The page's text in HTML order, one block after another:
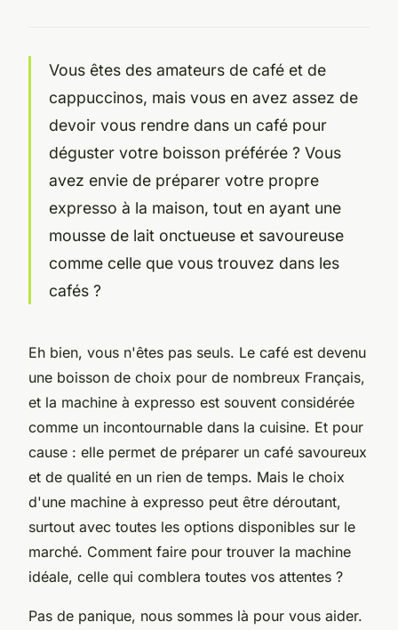
Vous êtes des amateurs de café et de
cappuccinos, mais vous en avez assez de
devoir vous rendre dans un café pour
déguster votre boisson préférée ? Vous
avez envie de préparer votre propre
expresso à la maison, tout en ayant une
mousse de lait onctueuse et savoureuse
comme celle que vous trouvez dans les
cafés ?
Eh bien, vous n'êtes pas seuls. Le café est devenu
une boisson de choix pour de nombreux Français,
et la machine à expresso est souvent considérée
comme un incontournable dans la cuisine. Et pour
cause : elle permet de préparer un café savoureux
et de qualité en un rien de temps. Mais le choix
d'une machine à expresso peut être déroutant,
surtout avec toutes les options disponibles sur le
marché. Comment faire pour trouver la machine
idéale, celle qui comblera toutes vos attentes ?
Pas de panique, nous sommes là pour vous aider.